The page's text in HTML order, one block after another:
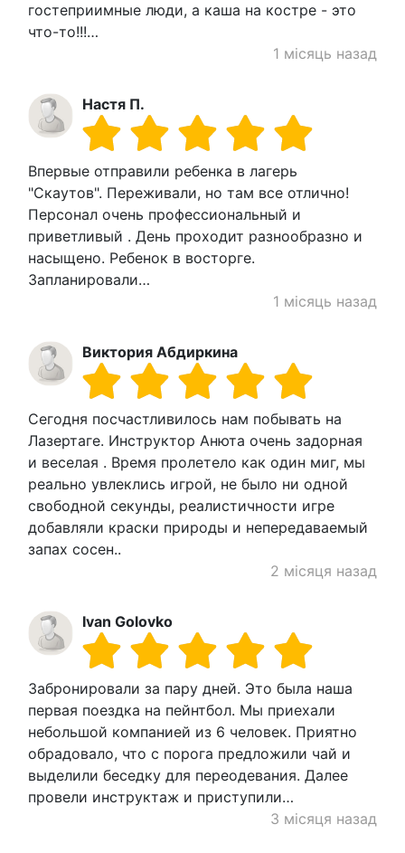
гостеприимные люди, а каша на костре - это
что-то!!!…
1 місяць назад
Настя П.
Впервые отправили ребенка в лагерь
"Скаутов". Переживали, но там все отлично!
Персонал очень профессиональный и
приветливый . День проходит разнообразно и
насыщено. Ребенок в восторге.
Запланировали…
1 місяць назад
Виктория Абдиркина
Сегодня посчастливилось нам побывать на
Лазертаге. Инструктор Анюта очень задорная
и веселая . Время пролетело как один миг, мы
реально увлеклись игрой, не было ни одной
свободной секунды, реалистичности игре
добавляли краски природы и непередаваемый
запах сосен..
2 місяця назад
Ivan Golovko
Забронировали за пару дней. Это была наша
первая поездка на пейнтбол. Мы приехали
небольшой компанией из 6 человек. Приятно
обрадовало, что с порога предложили чай и
выделили беседку для переодевания. Далее
провели инструктаж и приступили…
3 місяця назад